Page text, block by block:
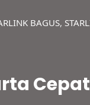
BAGUS,